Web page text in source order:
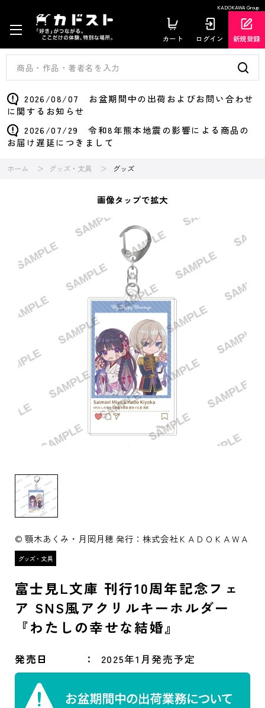
KADOKAWA Group
カート ログイン 新規登録
2026/08/07 お盆期間中の出荷およびお問い合わせ
に関するお知らせ
2026/07/29 令和8年熊本地震の影響による商品の
お届け遅延につきまして
ホーム グッズ・文具 グッズ
画像タップで拡大
© 顎木あくみ・月岡月穂 発行：株式会社ＫＡＤＯＫＡＷＡ
富士見L文庫 刊行10周年記念フェ
ア SNS風アクリルキーホルダー
『わたしの幸せな結婚』
発売日 2025年1月発売予定